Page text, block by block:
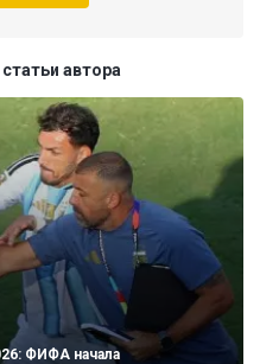
автора
ФИФА начала